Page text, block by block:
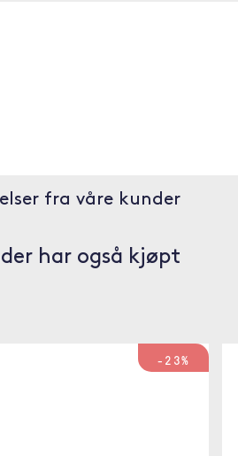
fra våre kunder
har også kjøpt
-23%